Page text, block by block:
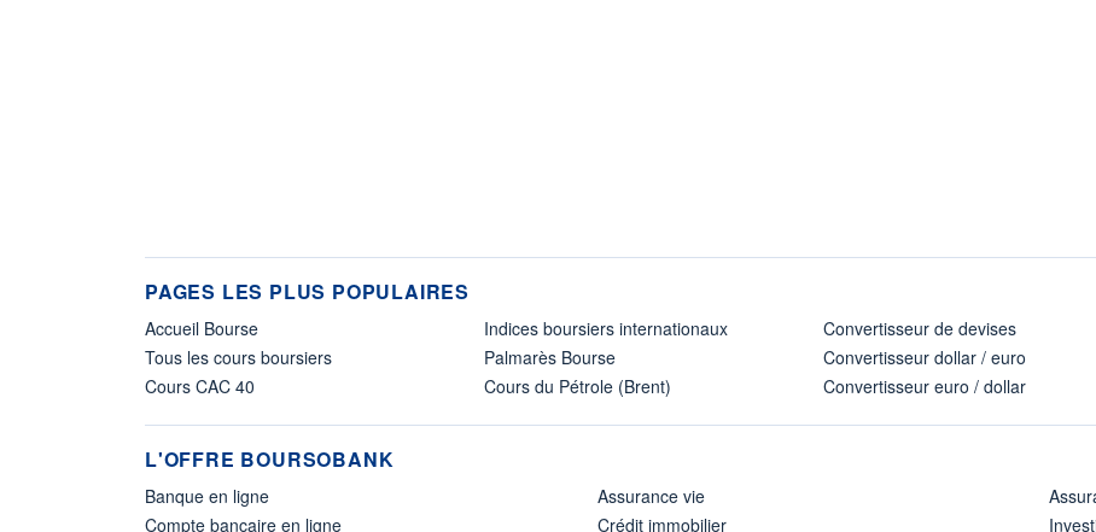
PAGES LES PLUS POPULAIRES
Accueil Bourse
Tous les cours boursiers
Cours CAC 40
Indices boursiers internationaux
Palmarès Bourse
Cours du Pétrole (Brent)
Convertisseur de devises
Convertisseur dollar / euro
Convertisseur euro / dollar
L'OFFRE BOURSOBANK
Banque en ligne
Compte bancaire en ligne
Assurance vie
Crédit immobilier